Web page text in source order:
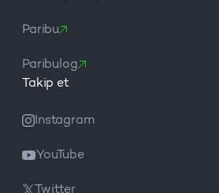
Paribu
Paribulog
Takip et
Instagram
YouTube
Twitter